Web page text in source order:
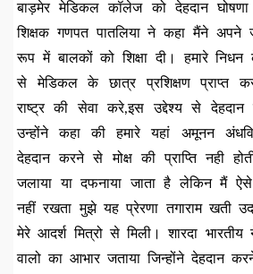
बाड़मेर मेडिकल कॉलेज को देहदान
शिक्षक गणपत पातलिया ने कहा मैंने अपने
रूप में बालकों को शिक्षा दी। हमारे निधन
से मेडिकल के छात्र प्रशिक्षण प्राप्त
राष्ट्र की सेवा करे,इस उद्देश्य से
उन्होंने कहा की हमारे यहां अमूनन
देहदान करने से मोक्ष की प्राप्ति नही
जलाया या दफनाया जाता है लेकिन मैं
नहीं रखता मुझे यह प्रेरणा तगाराम खती
मेरे आदर्श मित्रो से मिली। शारदा
वालो का आभार जताया जिन्होंने देहदान